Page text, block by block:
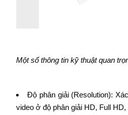
Một số thông tin kỹ thuật quan
Độ phân giải (Resolution):
video ở độ phân giải HD, Full